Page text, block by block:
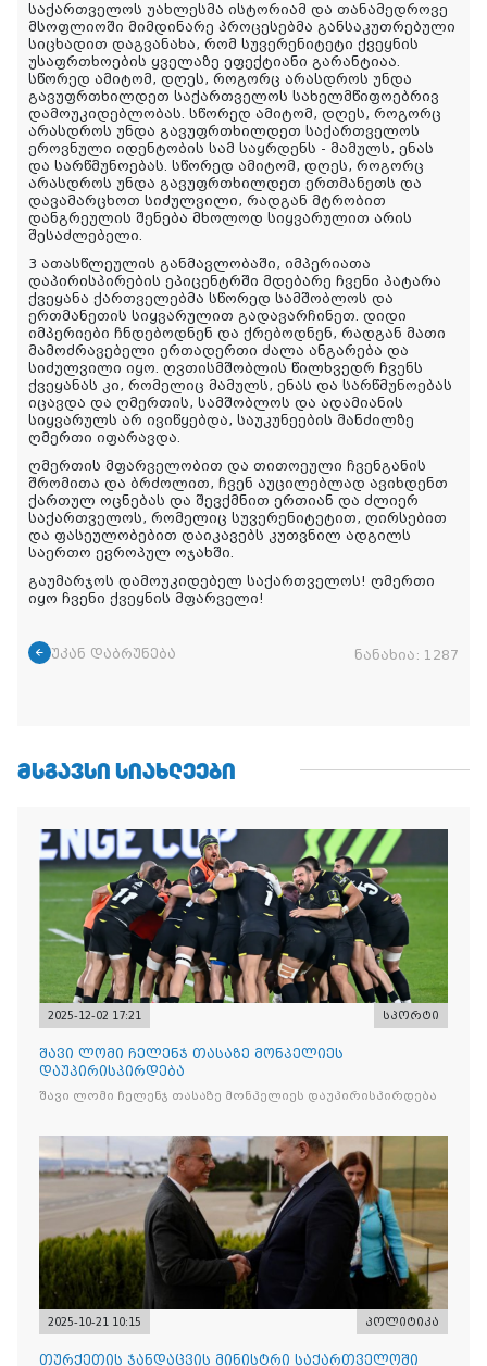
საქართველოს უახლესმა ისტორიამ და თანამედროვე
მსოფლიოში მიმდინარე პროცესებმა განსაკუთრებული
სიცხადით დაგვანახა, რომ სუვერენიტეტი ქვეყნის
უსაფრთხოების ყველაზე ეფექტიანი გარანტიაა.
სწორედ ამიტომ, დღეს, როგორც არასდროს უნდა
გავუფრთხილდეთ საქართველოს სახელმწიფოებრივ
დამოუკიდებლობას. სწორედ ამიტომ, დღეს, როგორც
არასდროს უნდა გავუფრთხილდეთ საქართველოს
ეროვნული იდენტობის სამ საყრდენს - მამულს, ენას
და სარწმუნოებას. სწორედ ამიტომ, დღეს, როგორც
არასდროს უნდა გავუფრთხილდეთ ერთმანეთს და
დავამარცხოთ სიძულვილი, რადგან მტრობით
დანგრეულის შენება მხოლოდ სიყვარულით არის
შესაძლებელი.
3 ათასწლეულის განმავლობაში, იმპერიათა
დაპირისპირების ეპიცენტრში მდებარე ჩვენი პატარა
ქვეყანა ქართველებმა სწორედ სამშობლოს და
ერთმანეთის სიყვარულით გადავარჩინეთ. დიდი
იმპერიები ჩნდებოდნენ და ქრებოდნენ, რადგან მათი
მამოძრავებელი ერთადერთი ძალა ანგარება და
სიძულვილი იყო. ღვთისმშობლის წილხვედრ ჩვენს
ქვეყანას კი, რომელიც მამულს, ენას და სარწმუნოებას
იცავდა და ღმერთის, სამშობლოს და ადამიანის
სიყვარულს არ ივიწყებდა, საუკუნეების მანძილზე
ღმერთი იფარავდა.
ღმერთის მფარველობით და თითოეული ჩვენგანის
შრომითა და ბრძოლით, ჩვენ აუცილებლად ავიხდენთ
ქართულ ოცნებას და შევქმნით ერთიან და ძლიერ
საქართველოს, რომელიც სუვერენიტეტით, ღირსებით
და ფასეულობებით დაიკავებს კუთვნილ ადგილს
საერთო ევროპულ ოჯახში.
გაუმარჯოს დამოუკიდებელ საქართველოს! ღმერთი
იყო ჩვენი ქვეყნის მფარველი!
უკან დაბრუნება ნანახია: 1287
ᲛᲡᲒᲐᲕᲡᲘ ᲡᲘᲐᲮᲚᲔᲔᲑᲘ
2025-12-02 17:21 სპორტი
შავი ლომი ჩელენჯ თასაზე მონპელიეს
დაუპირისპირდება
შავი ლომი ჩელენჯ თასაზე მონპელიეს დაუპირისპირდება
2025-10-21 10:15 პოლიტიკა
თურქეთის ჯანდაცვის მინისტრი საქართველოში